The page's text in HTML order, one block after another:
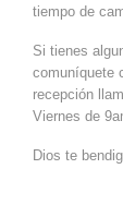
tiempo de
Si tienes
comuníquete
recepción
Viernes de
Dios te